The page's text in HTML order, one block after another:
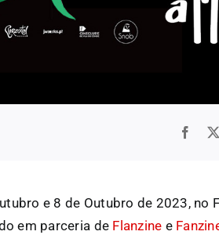
e 8 de Outubro de 2023, no
em parceria de Flanzine e